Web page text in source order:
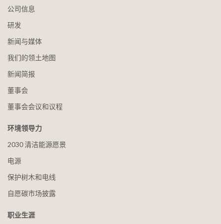
公司信息
研发
新闻与媒体
我们的领土地图
新闻简报
董事会
董事会会议和议程
环境领导力
2030 清洁能源愿景
电源
保护树木和电线
自愿碳市场披露
职业生涯